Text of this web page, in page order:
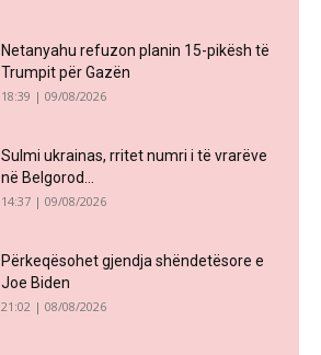
Netanyahu refuzon planin 15-pikësh të
Trumpit për Gazën
18:39 | 09/08/2026
Sulmi ukrainas, rritet numri i të vrarëve
në Belgorod...
14:37 | 09/08/2026
Përkeqësohet gjendja shëndetësore e
Joe Biden
21:02 | 08/08/2026